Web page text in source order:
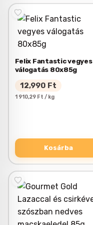
Felix Fantastic vegyes
válogatás 80x85g
12,990 Ft
1 910,29 Ft / kg
Kosárba